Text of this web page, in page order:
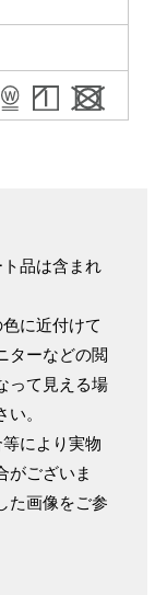
品は含まれ
に近付けて
ターなどの閲
って見える場
。
により実物
がございま
た画像をご参